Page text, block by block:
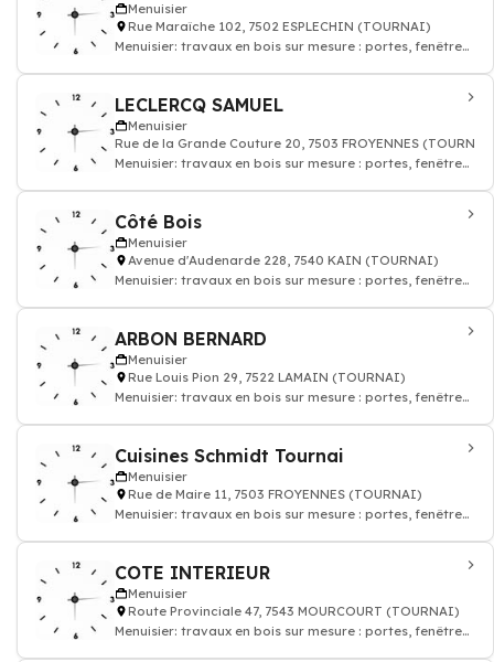
Menuisier
Rue Maraîche 102, 7502 ESPLECHIN (TOURNAI)
Menuisier: travaux en bois sur mesure : portes, fenêtres,
LECLERCQ SAMUEL
Menuisier
Rue de la Grande Couture 20, 7503 FROYENNES
Menuisier: travaux en bois sur mesure : portes, fenêtres,
Côté Bois
Menuisier
Avenue d'Audenarde 228, 7540 KAIN (TOURNAI)
Menuisier: travaux en bois sur mesure : portes, fenêtres,
ARBON BERNARD
Menuisier
Rue Louis Pion 29, 7522 LAMAIN (TOURNAI)
Menuisier: travaux en bois sur mesure : portes, fenêtres,
Cuisines Schmidt Tournai
Menuisier
Rue de Maire 11, 7503 FROYENNES (TOURNAI)
Menuisier: travaux en bois sur mesure : portes, fenêtres,
COTE INTERIEUR
Menuisier
Route Provinciale 47, 7543 MOURCOURT (TOURNAI)
Menuisier: travaux en bois sur mesure : portes, fenêtres,